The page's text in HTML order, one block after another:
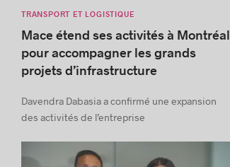
TRANSPORT ET LOGISTIQUE
Mace étend ses activités à Montréal
pour accompagner les grands
projets d’infrastructure
Davendra Dabasia a confirmé une expansion
des activités de l’entreprise